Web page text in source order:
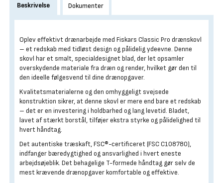
Beskrivelse Dokumenter
Oplev effektivt drænarbejde med Fiskars Classic Pro drænskovl
– et redskab med tidløst design og pålidelig ydeevne. Denne
skovl har et smalt, specialdesignet blad, der let opsamler
overskydende materiale fra dræn og render, hvilket gør den til
den ideelle følgesvend til dine drænopgaver.
Kvalitetsmaterialerne og den omhyggeligt svejsede
konstruktion sikrer, at denne skovl er mere end bare et redskab
– det er en investering i holdbarhed og lang levetid. Bladet,
lavet af stærkt borstål, tilføjer ekstra styrke og pålidelighed til
hvert håndtag.
Det autentiske træskaft, FSC®-certificeret (FSC C108780),
indfanger bæredygtighed og ansvarlighed i hvert eneste
arbejdsøjeblik. Det behagelige T-formede håndtag gør selv de
mest krævende drænopgaver komfortable og effektive.